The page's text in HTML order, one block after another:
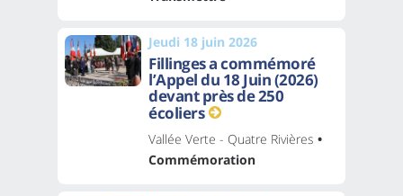
Jeudi 18 juin 2026
Fillinges a commémoré
l’Appel du 18 Juin (2026)
devant près de 250
écoliers
Vallée Verte - Quatre Rivières •
Commémoration